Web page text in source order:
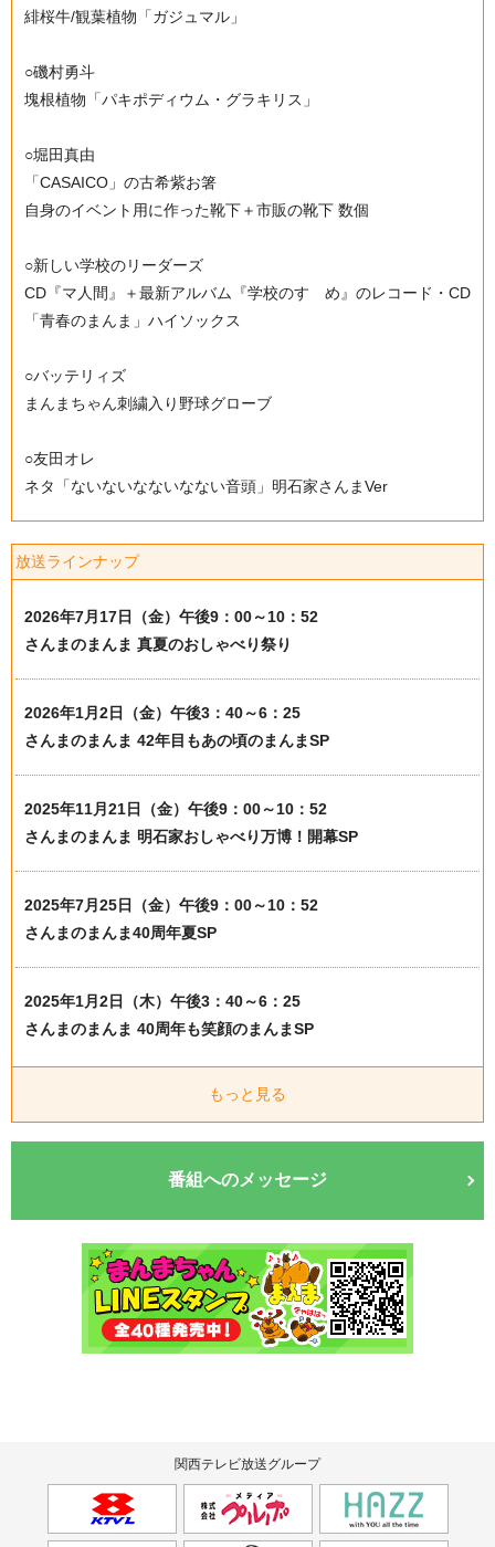
緋桜牛/観葉植物「ガジュマル」
○磯村勇斗
塊根植物「パキポディウム・グラキリス」
○堀田真由
「CASAICO」の古希紫お箸
自身のイベント用に作った靴下＋市販の靴下 数個
○新しい学校のリーダーズ
CD『マ人間』＋最新アルバム『学校のすゝめ』のレコード・CD
「青春のまんま」ハイソックス
○バッテリィズ
まんまちゃん刺繍入り野球グローブ
○友田オレ
ネタ「ないないなないなない音頭」明石家さんまVer
放送ラインナップ
2026年7月17日（金）午後9：00～10：52
さんまのまんま 真夏のおしゃべり祭り
2026年1月2日（金）午後3：40～6：25
さんまのまんま 42年目もあの頃のまんまSP
2025年11月21日（金）午後9：00～10：52
さんまのまんま 明石家おしゃべり万博！開幕SP
2025年7月25日（金）午後9：00～10：52
さんまのまんま40周年夏SP
2025年1月2日（木）午後3：40～6：25
さんまのまんま 40周年も笑顔のまんまSP
もっと見る
番組へのメッセージ
関西テレビ放送グループ